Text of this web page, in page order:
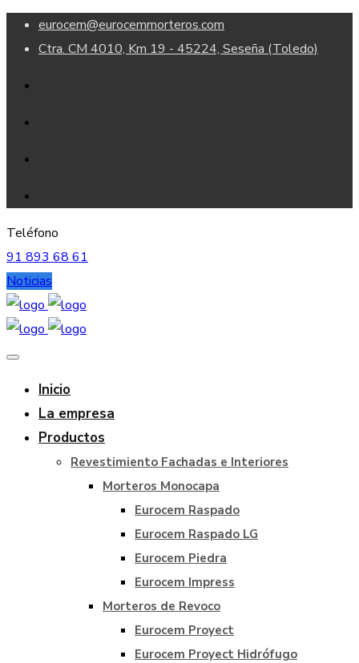
eurocem@eurocemmorteros.com
Ctra. CM 4010, Km 19 - 45224, Seseña (Toledo)
Teléfono
91 893 68 61
Noticias
Inicio
La empresa
Productos
Revestimiento Fachadas e Interiores
Morteros Monocapa
Eurocem Raspado
Eurocem Raspado LG
Eurocem Piedra
Eurocem Impress
Morteros de Revoco
Eurocem Proyect
Eurocem Proyect Hidrófugo